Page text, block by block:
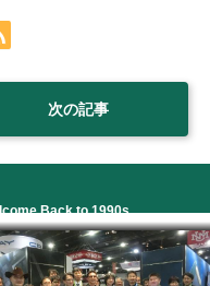
次の記事
Back to 1990s.